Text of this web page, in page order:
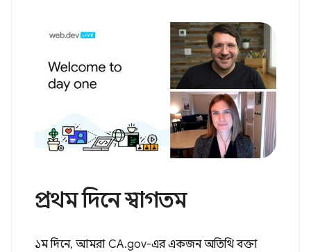
প্রথম দিনে স্বাগতম
১ম দিনে, আমরা CA.gov-এর একজন অতিথি বক্তা